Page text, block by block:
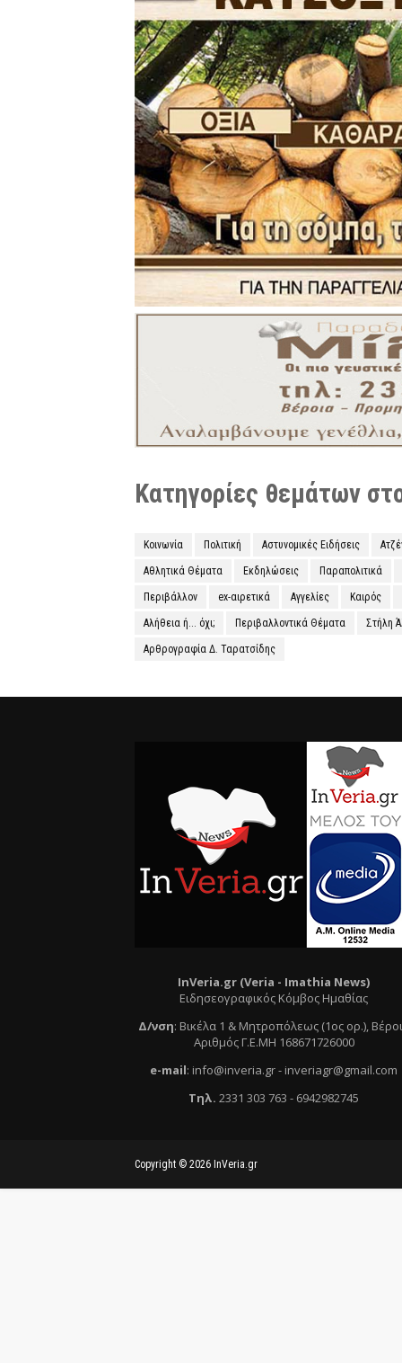
Κατηγορίες θεμάτων
Κοινωνία Πολιτική Αστυνομικές Ειδήσεις
Αθλητικά Θέματα Εκδηλώσεις Παραπολιτικά
Περιβάλλον ex-αιρετικά Αγγελίες Καιρός
Αλήθεια ή... όχι; Περιβαλλοντικά Θέματα Στήλη
Αρθρογραφία Δ. Ταρατσίδης
InVeria.gr (Veria - Ιmathia News)
Ειδησεογραφικός Κόμβος Ημαθίας
Δ/νση: Βικέλα 1 & Μητροπόλεως (1ος ορ.),
Αριθμός Γ.Ε.ΜΗ 168671726000
e-mail: info@inveria.gr- inveriagr@gmail.com
Τηλ. 2331 303 763 - 6942982745
Copyright © 2026 InVeria.gr